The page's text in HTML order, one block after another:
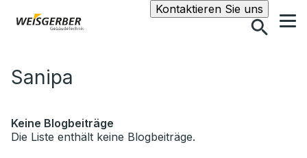
Kontaktieren Sie unsSuche
Sanipa
Keine Blogbeiträge
Die Liste enthält keine Blogbeiträge.